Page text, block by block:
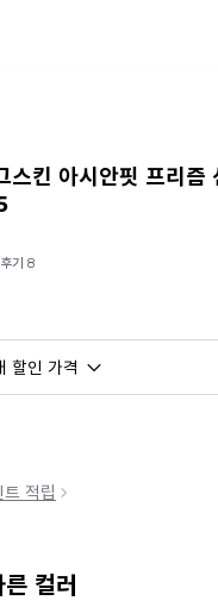
스킨 아시안핏 프리즘
후기 8
할인 가격
적립
컬러